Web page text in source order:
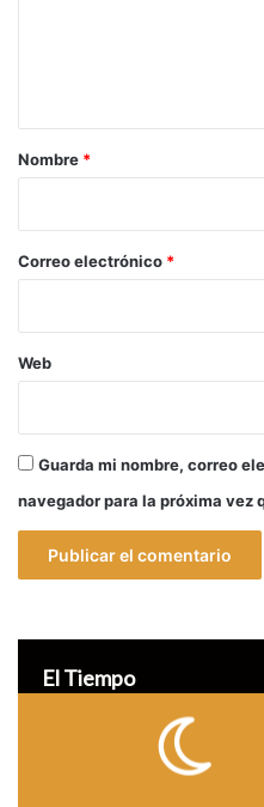
r
*
Nombre *
Correo electrónico *
Web
Guarda mi nombre, correo
navegador para la próxima vez
El Tiempo